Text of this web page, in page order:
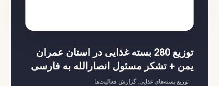
توزیع 280 بسته غذایی در استان عمران
یمن + تشکر مسئول انصارالله به فارسی
توزیع بسته‌های غذایی,گزارش فعالیت‌ها